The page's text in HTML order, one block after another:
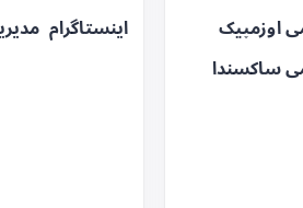
اوزمپیک
ساکسندا
اینستاگرام